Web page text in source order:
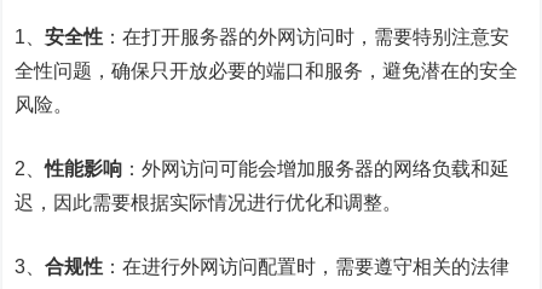
1、安全性 ：在打开服务器的外网访问时，需要特别注意安
全性问题，确保只开放必要的端口和服务，避免潜在的安全
风险。
2、性能影响 ：外网访问可能会增加服务器的网络负载和延
迟，因此需要根据实际情况进行优化和调整。
3、合规性 ：在进行外网访问配置时，需要遵守相关的法律